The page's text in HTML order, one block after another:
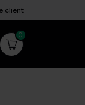
client
0